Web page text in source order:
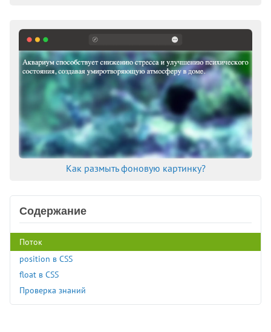
Как размыть фоновую картинку?
Содержание
Поток
position в CSS
float в CSS
Проверка знаний